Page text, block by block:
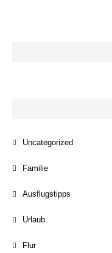
Uncategorized
Familie
Ausflugstipps
Urlaub
Flur